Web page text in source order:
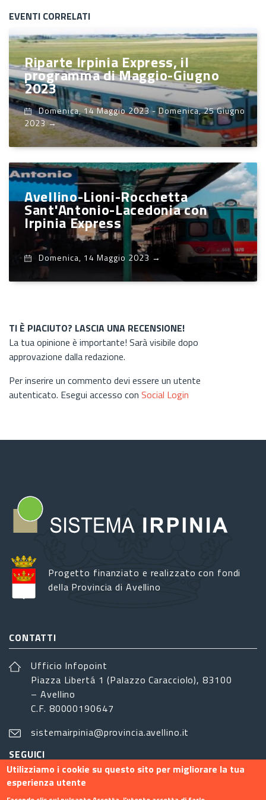
EVENTI CORRELATI
Riparte Irpinia Express, il
programma di Maggio-Giugno
2023
Domenica, 14 Maggio 2023-Domenica, 25 Giugno
2023→
Avellino-Lioni-Rocchetta
Sant'Antonio-Lacedonia con
Irpinia Express
Domenica, 14 Maggio 2023 →
TI È PIACIUTO? LASCIA UNA RECENSIONE!
La tua opinione è importante! Sarà visibile dopo
approvazione dalla redazione.
Per inserire un commento devi essere un utente
autenticato. Esegui accesso con Social Login
Progetto finanziato e realizzato con fondi
della Provincia di Avellino
CONTATTI
Ufficio Infopoint
Piazza Libertá 1 (Palazzo Caracciolo), 83100
– Avellino
C.F. 80000190647
sistemairpinia@provincia.avellino.it
SEGUICI
Utilizziamo i cookie su questo sito per migliorare la tua
esperienza utente